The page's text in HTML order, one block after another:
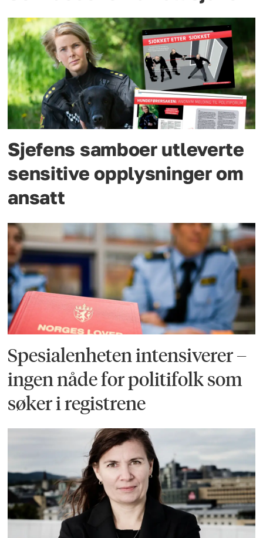
Sjefens samboer utleverte
sensitive opplysninger om
ansatt
Spesialenheten intensiverer –
ingen nåde for politifolk som
søker i registrene